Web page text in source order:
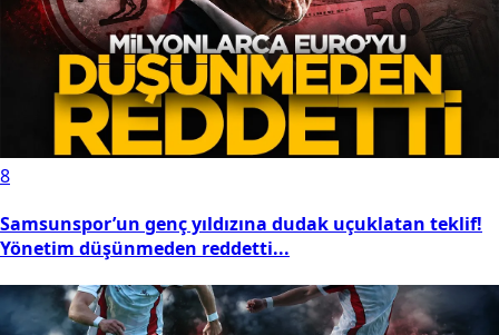
8
Samsunspor’un genç yıldızına dudak uçuklatan teklif!
Yönetim düşünmeden reddetti...